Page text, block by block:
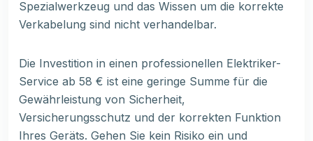
Spezialwerkzeug und das Wissen um die korrekte
Verkabelung sind nicht verhandelbar.
Die Investition in einen professionellen Elektriker-
Service ab 58 € ist eine geringe Summe für die
Gewährleistung von Sicherheit,
Versicherungsschutz und der korrekten Funktion
Ihres Geräts. Gehen Sie kein Risiko ein und